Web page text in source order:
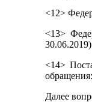
<12>
<13>
<14>
Далее